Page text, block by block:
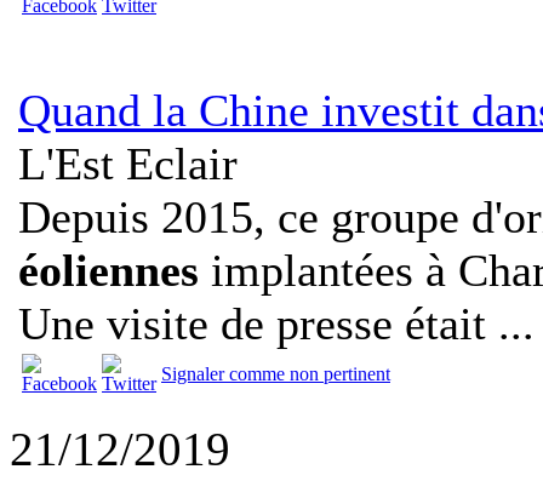
Quand la Chine investit
L'Est Eclair
Depuis 2015, ce groupe
éoliennes implantées à
Une visite de presse était ...
Signaler comme non pertinent
21/12/2019